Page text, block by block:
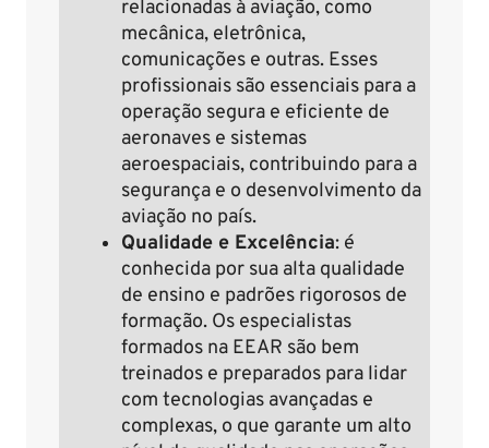
relacionadas à aviação, como
mecânica, eletrônica,
comunicações e outras. Esses
profissionais são essenciais para a
operação segura e eficiente de
aeronaves e sistemas
aeroespaciais, contribuindo para a
segurança e o desenvolvimento da
aviação no país.
Qualidade e Excelência: é
conhecida por sua alta qualidade
de ensino e padrões rigorosos de
formação. Os especialistas
formados na EEAR são bem
treinados e preparados para lidar
com tecnologias avançadas e
complexas, o que garante um alto